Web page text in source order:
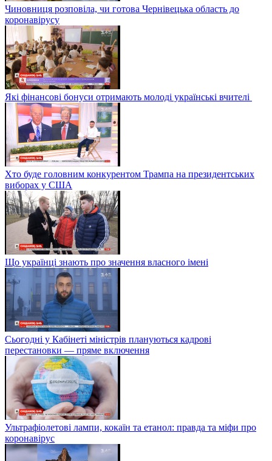
Чиновниця розповіла, чи готова Чернівецька область до
коронавірусу
Які фінансові бонуси отримають молоді українські вчителі
Хто буде головним конкурентом Трампа на президентських
виборах у США
Що українці знають про значення власного імені
Сьогодні у Кабінеті міністрів плануються кадрові
перестановки — пряме включення
Ультрафіолетові лампи, кокаїн та етанол: правда та міфи про
коронавірус